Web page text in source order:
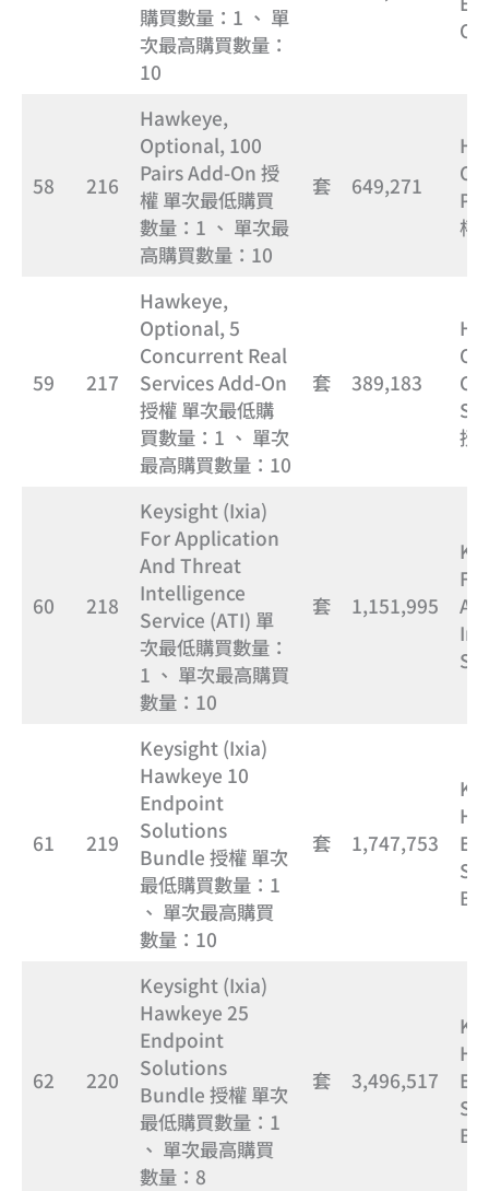
購買數量：1 、 單
次最高購買數量：
10
58 216
Hawkeye,
Optional, 100
Pairs Add-On 授
權 單次最低購買
數量：1 、 單次最
高購買數量：10
套 649,271
權
59 217
Hawkeye,
Optional, 5
Concurrent Real
Services Add-On
授權 單次最低購
買數量：1 、 單次
最高購買數量：10
套 389,183
授
60 218
Keysight (Ixia)
For Application
And Threat
Intelligence
Service (ATI) 單
次最低購買數量：
1 、 單次最高購買
數量：10
套 1,151,995
61 219
Keysight (Ixia)
Hawkeye 10
Endpoint
Solutions
Bundle 授權 單次
最低購買數量：1
、 單次最高購買
數量：10
套 1,747,753
62 220
Keysight (Ixia)
Hawkeye 25
Endpoint
Solutions
Bundle 授權 單次
最低購買數量：1
、 單次最高購買
數量：8
套 3,496,517